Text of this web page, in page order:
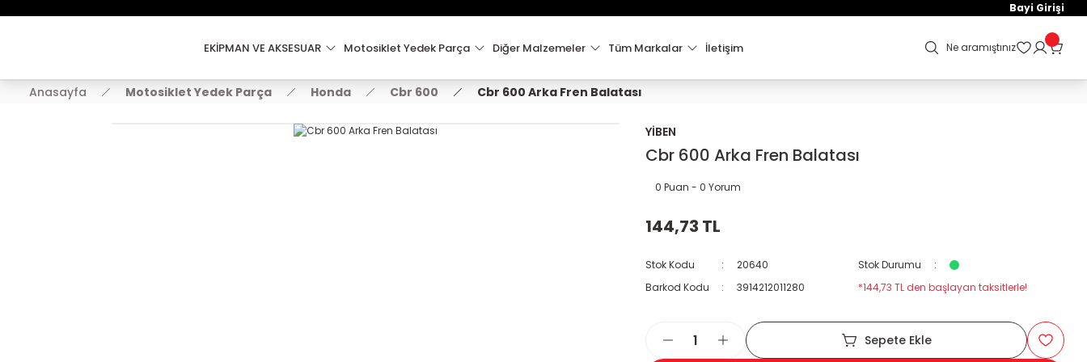
2000 TL VE ÜZERİ KARGO ÜCRETSİZ !
Bayi Girişi
EKİPMAN VE AKSESUAR Motosiklet Yedek Parça Diğer Malzemeler Tüm Markalar İletişim Ne aramıştınız
Anasayfa Motosiklet Yedek Parça Honda Cbr 600 Cbr 600 Arka Fren Balatası
YİBEN
Cbr 600 Arka Fren Balatası
0 Puan - 0 Yorum
144,73 TL
Stok Kodu 20640
Stok Durumu
Barkod Kodu
3914212011280 *144,73 TL den başlayan taksitlerle!
Sepete Ekle